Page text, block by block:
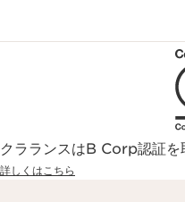
クラランスはB Corp認証を
詳しくはこちら